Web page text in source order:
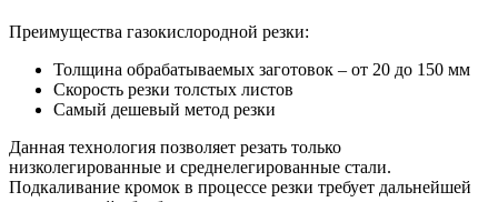
Преимущества газокислородной резки:
Толщина обрабатываемых заготовок – от 20 до 150 мм
Скорость резки толстых листов
Самый дешевый метод резки
Данная технология позволяет резать только
низколегированные и среднелегированные стали.
Подкаливание кромок в процессе резки требует дальнейшей